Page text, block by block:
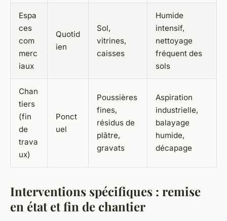
Espa
ces
com
merc
iaux
Quotid
ien
Sol,
vitrines,
caisses
Humide
intensif,
nettoyage
fréquent des
sols
Chan
tiers
(fin
de
trava
ux)
Ponct
uel
Poussières
fines,
résidus de
plâtre,
gravats
Aspiration
industrielle,
balayage
humide,
décapage
Interventions spécifiques : remise
en état et fin de chantier